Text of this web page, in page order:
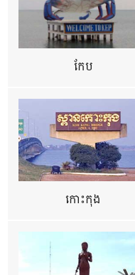
កែប
កោះកុង